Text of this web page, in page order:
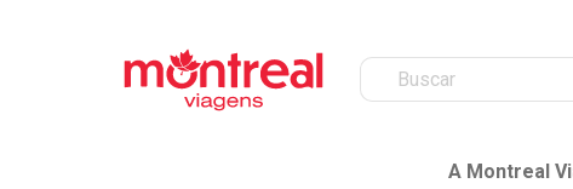
A Montreal